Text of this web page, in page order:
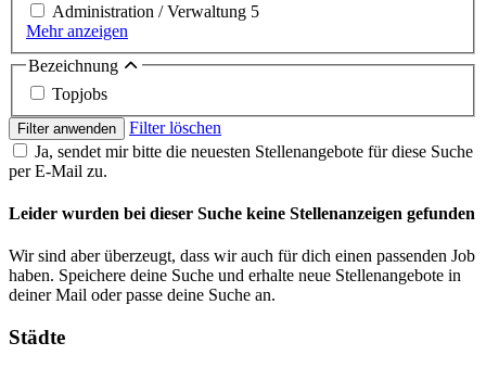
Administration / Verwaltung 5
Mehr anzeigen
Bezeichnung
Topjobs
Filter anwenden
Filter löschen
Ja, sendet mir bitte die neuesten Stellenangebote für diese Suche
per E-Mail zu.
Leider wurden bei dieser Suche keine Stellenanzeigen gefunden
Wir sind aber überzeugt, dass wir auch für dich einen passenden Job
haben. Speichere deine Suche und erhalte neue Stellenangebote in
deiner Mail oder passe deine Suche an.
Städte